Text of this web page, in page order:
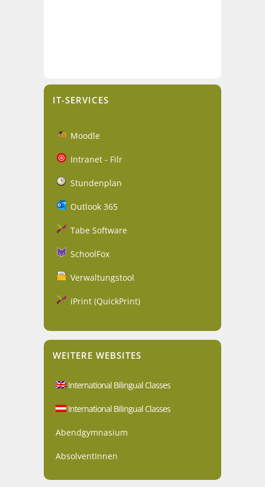
IT-SERVICES
Moodle
Intranet - Filr
Stundenplan
Outlook 365
Tabe Software
SchoolFox
Verwaltungstool
iPrint (QuickPrint)
WEITERE WEBSITES
International Bilingual Classes
International Bilingual Classes
Abendgymnasium
AbsolventInnen